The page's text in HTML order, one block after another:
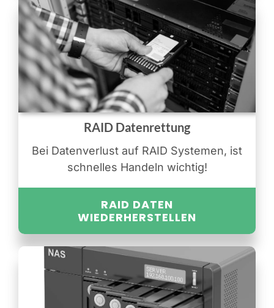
RAID Datenrettung
Bei Datenverlust auf RAID Systemen, ist
schnelles Handeln wichtig!
RAID DATEN
WIEDERHERSTELLEN